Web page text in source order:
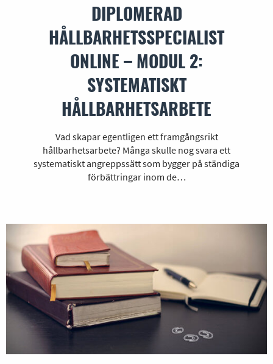
DIPLOMERAD
HÅLLBARHETSSPECIALIST
ONLINE – MODUL 2:
SYSTEMATISKT
HÅLLBARHETSARBETE
Vad skapar egentligen ett framgångsrikt
hållbarhetsarbete? Många skulle nog svara ett
systematiskt angreppssätt som bygger på ständiga
förbättringar inom de…